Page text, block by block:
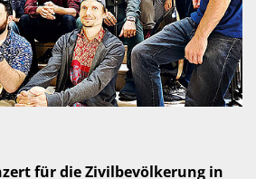
für die Zivilbevölkerung in